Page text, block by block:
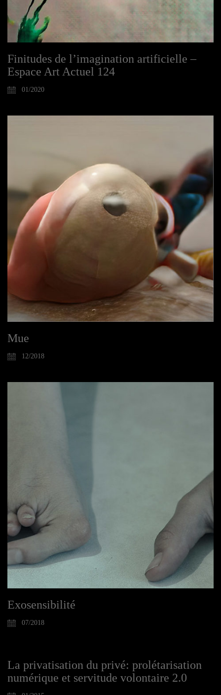
Finitudes de l’imagination artificielle –
Espace Art Actuel 124
01/2020
Mue
12/2018
Exosensibilité
07/2018
La privatisation du privé: prolétarisation
numérique et servitude volontaire 2.0